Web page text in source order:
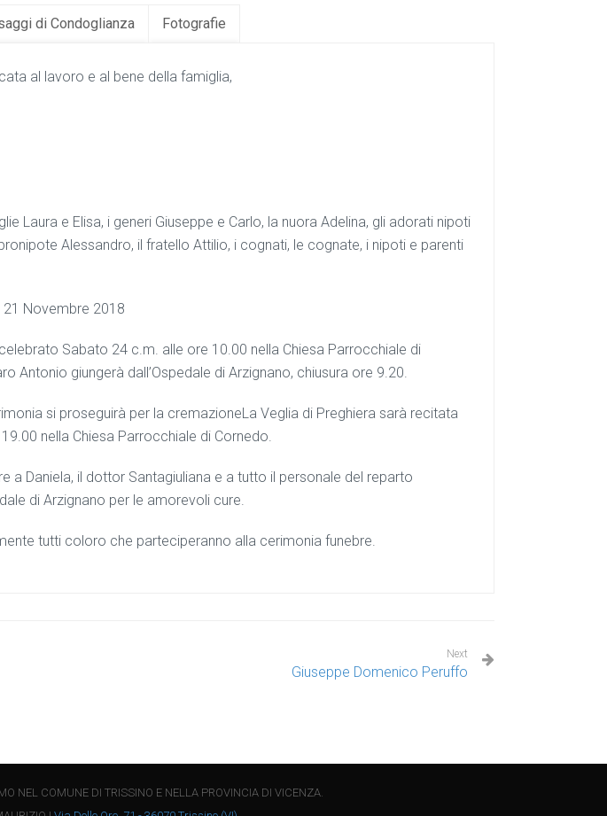
di Condoglianza Fotografie
al lavoro e al bene della famiglia,
Laura e Elisa, i generi Giuseppe e Carlo, la nuora Adelina, gli adorati nipoti
Alessandro, il fratello Attilio, i cognati, le cognate, i nipoti e parenti
21 Novembre 2018
Sabato 24 c.m. alle ore 10.00 nella Chiesa Parrocchiale di
Antonio giungerà dall’Ospedale di Arzignano, chiusura ore 9.20.
si proseguirà per la cremazioneLa Veglia di Preghiera sarà recitata
nella Chiesa Parrocchiale di Cornedo.
a Daniela, il dottor Santagiuliana e a tutto il personale del reparto
di Arzignano per le amorevoli cure.
tutti coloro che parteciperanno alla cerimonia funebre.
Next
Giuseppe Domenico Peruffo
NEL COMUNE DI TRISSINO E NELLA PROVINCIA DI VICENZA.